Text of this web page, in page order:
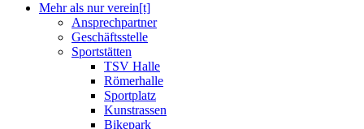
Mehr als nur verein[t]
Ansprechpartner
Geschäftsstelle
Sportstätten
TSV Halle
Römerhalle
Sportplatz
Kunstrassen
Bikepark